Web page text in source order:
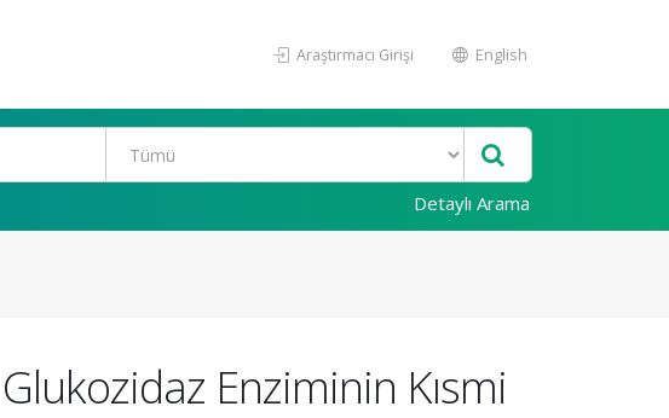
Araştırmacı Girişi English
Detaylı Arama
Enziminin Kısmi